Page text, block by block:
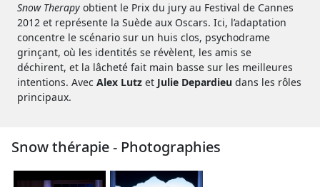
Snow Therapy obtient le Prix du jury au Festival de Cannes
2012 et représente la Suède aux Oscars. Ici, l’adaptation
concentre le scénario sur un huis clos, psychodrame
grinçant, où les identités se révèlent, les amis se
déchirent, et la lâcheté fait main basse sur les meilleures
intentions. Avec Alex Lutz et Julie Depardieu dans les rôles
principaux.
Snow thérapie - Photographies